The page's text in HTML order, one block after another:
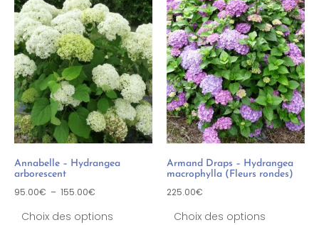
Annabelle – Hydrangea
arborescent
95.00€ – 155.00€
Choix des options
Armand Draps – Hydrangea
macrophylla (Fleurs rondes)
225.00€
Choix des options